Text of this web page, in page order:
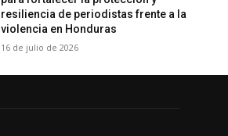
resiliencia de periodistas frente a la
violencia en Honduras
16 de julio de 2026